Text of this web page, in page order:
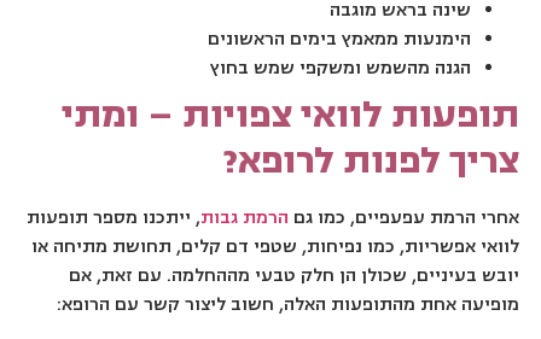
שינה בראש מוגבה
הימנעות ממאמץ בימים הראשונים
הגנה מהשמש ומשקפי שמש בחוץ
תופעות לוואי צפויות – ומתי
צריך לפנות לרופא?
אחרי הרמת עפעפיים, כמו גם הרמת גבות, ייתכנו מספר תופעות
לוואי אפשריות, כמו נפיחות, שטפי דם קלים, תחושת מתיחה או
יובש בעיניים, שכולן הן חלק טבעי מההחלמה. עם זאת, אם
מופיעה אחת מהתופעות האלה, חשוב ליצור קשר עם הרופא: